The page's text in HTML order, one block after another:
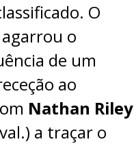
O
agarrou o
de um
ao
Nathan Riley
a traçar o